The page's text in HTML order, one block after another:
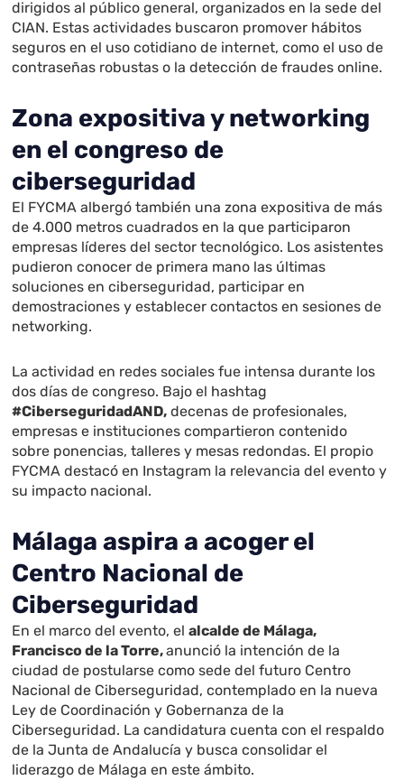
dirigidos al público general, organizados en la sede del
CIAN. Estas actividades buscaron promover hábitos
seguros en el uso cotidiano de internet, como el uso de
contraseñas robustas o la detección de fraudes online.
Zona expositiva y networking
en el congreso de
ciberseguridad
El FYCMA albergó también una zona expositiva de más
de 4.000 metros cuadrados en la que participaron
empresas líderes del sector tecnológico. Los asistentes
pudieron conocer de primera mano las últimas
soluciones en ciberseguridad, participar en
demostraciones y establecer contactos en sesiones de
networking.
La actividad en redes sociales fue intensa durante los
dos días de congreso. Bajo el hashtag
#CiberseguridadAND, decenas de profesionales,
empresas e instituciones compartieron contenido
sobre ponencias, talleres y mesas redondas. El propio
FYCMA destacó en Instagram la relevancia del evento y
su impacto nacional.
Málaga aspira a acoger el
Centro Nacional de
Ciberseguridad
En el marco del evento, elalcalde de Málaga,
Francisco de la Torre,anunció la intención de la
ciudad de postularse como sede del futuro Centro
Nacional de Ciberseguridad, contemplado en la nueva
Ley de Coordinación y Gobernanza de la
Ciberseguridad. La candidatura cuenta con el respaldo
de la Junta de Andalucía y busca consolidar el
liderazgo de Málaga en este ámbito.